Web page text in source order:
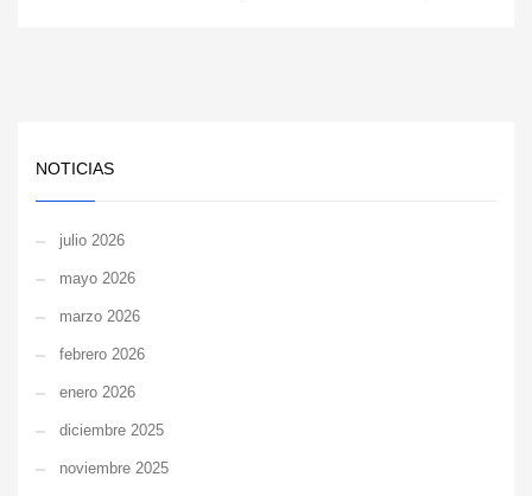
NOTICIAS
julio 2026
mayo 2026
marzo 2026
febrero 2026
enero 2026
diciembre 2025
noviembre 2025